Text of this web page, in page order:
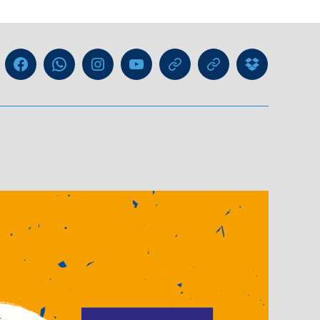
FacebookWhatsApp-InstagramYouTubeGIPHYThreads
Trainer